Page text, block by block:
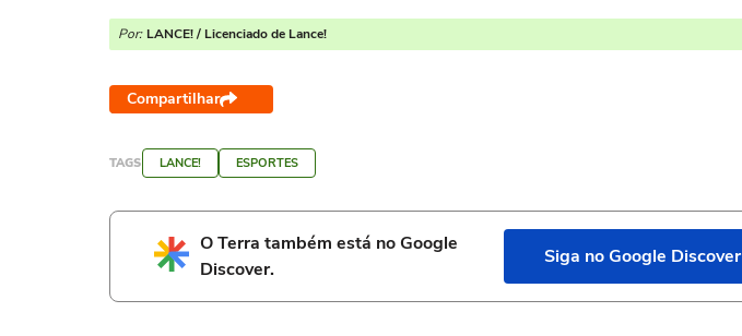
Por: LANCE! / Licenciado de Lance!
Compartilhar
TAGS LANCE! ESPORTES
O Terra também está no Google
Discover.
Siga no Google Discover